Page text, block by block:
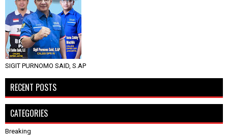
SIGIT PURNOMO SAID, S.AP
RECENT POSTS
CATEGORIES
Breaking